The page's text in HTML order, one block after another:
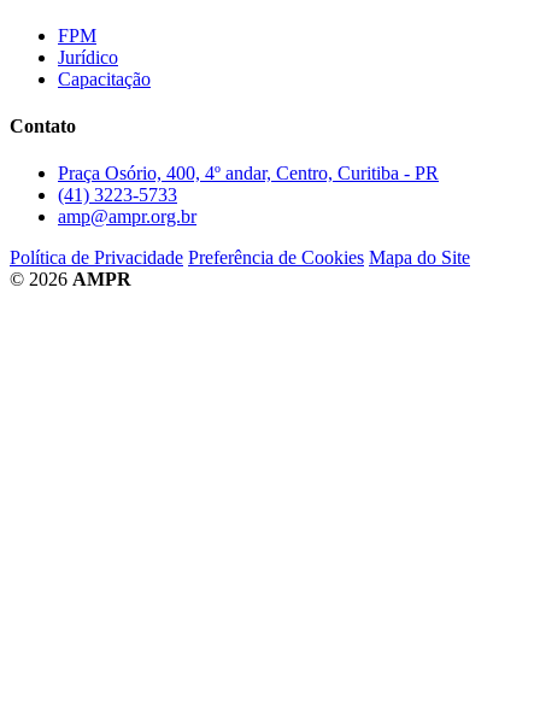
FPM
Jurídico
Capacitação
Contato
Praça Osório, 400, 4º andar, Centro, Curitiba - PR
(41) 3223-5733
amp@ampr.org.br
Política de Privacidade Preferência de Cookies Mapa do Site
© 2026 AMPR